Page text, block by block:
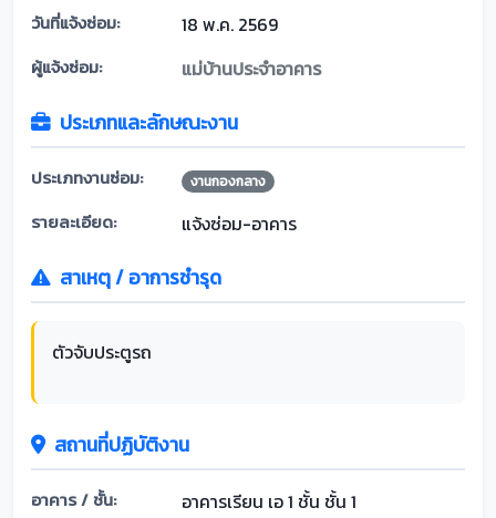
วันที่แจ้งซ่อม: 18 พ.ค. 2569
ผู้แจ้งซ่อม: แม่บ้านประจำอาคาร
ประเภทและลักษณะงาน
ประเภทงานซ่อม: งานกองกลาง
รายละเอียด: แจ้งซ่อม-อาคาร
สาเหตุ / อาการชำรุด
ตัวจับประตูรถ
สถานที่ปฏิบัติงาน
อาคาร / ชั้น: อาคารเรียน เอ 1 ชั้น ชั้น 1